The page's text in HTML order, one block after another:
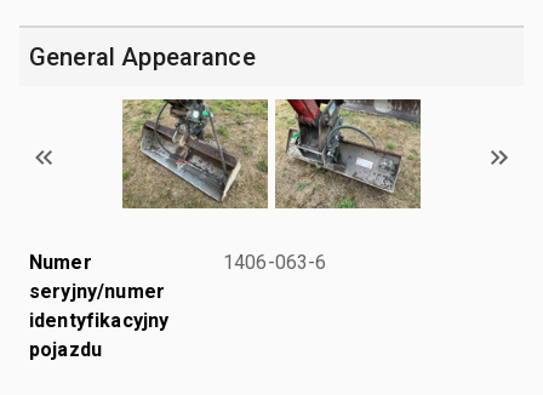
General Appearance
Numer
seryjny/numer
identyfikacyjny
pojazdu
1406-063-6